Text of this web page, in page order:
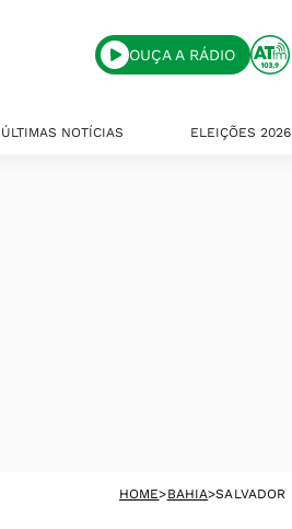
OUÇA A RÁDIO
ÚLTIMAS NOTÍCIAS ELEIÇÕES 2026
HOME>BAHIA>SALVADOR